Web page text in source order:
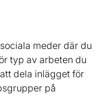
meder där du
typ av arbeten du
dela inlägget för
på